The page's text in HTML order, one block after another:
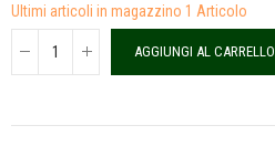
Ultimi articoli in magazzino 1 Articolo
AGGIUNGI AL CARRELLO